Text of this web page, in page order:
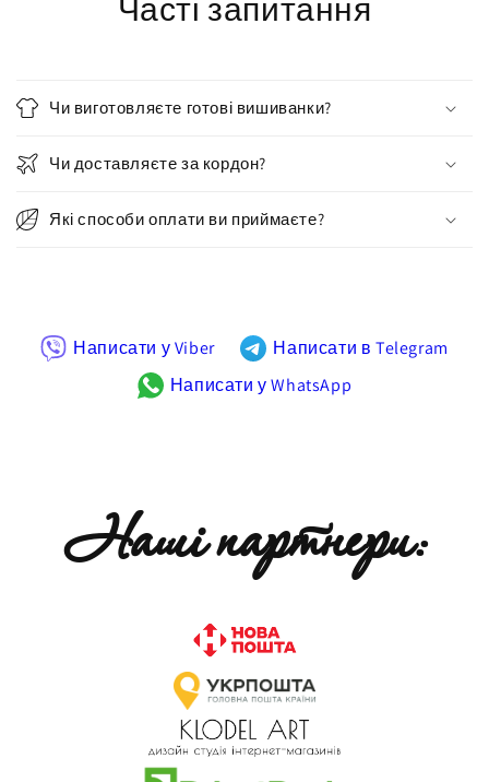
Чи виготовляєте готові вишиванки?
Чи доставляєте за кордон?
Які способи оплати ви приймаєте?
Написати у Viber
Написати в Telegram
Написати у WhatsApp
Наші партнери: